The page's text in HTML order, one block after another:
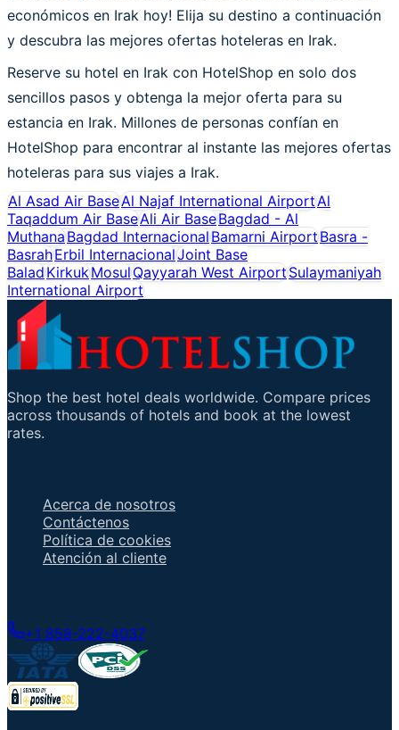
económicos en Irak hoy! Elija su destino a continuación
y descubra las mejores ofertas hoteleras en Irak.
Reserve su hotel en Irak con HotelShop en solo dos
sencillos pasos y obtenga la mejor oferta para su
estancia en Irak. Millones de personas confían en
HotelShop para encontrar al instante las mejores ofertas
hoteleras para sus viajes a Irak.
Al Asad Air BaseAl Najaf International AirportAl
Taqaddum Air BaseAli Air BaseBagdad - Al
MuthanaBagdad InternacionalBamarni AirportBasra -
BasrahErbil InternacionalJoint Base
BaladKirkukMosulQayyarah West AirportSulaymaniyah
International Airport
Shop the best hotel deals worldwide. Compare prices
across thousands of hotels and book at the lowest
rates.
Acerca de nosotros
Contáctenos
Política de cookies
Atención al cliente
+1 858-222-4037